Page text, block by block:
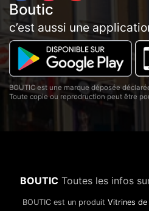
Boutic
c’est aussi une
BOUTIC est une marque déposée
Toute copie ou reprodruction peut être
BOUTIC Toutes les infos
BOUTIC est un produit Vitrines de